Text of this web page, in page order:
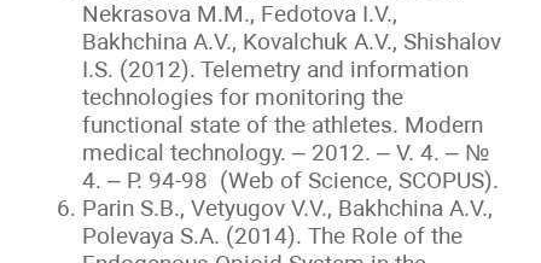
Nekrasova M.M., Fedotova I.V.,
Bakhchina A.V., Kovalchuk A.V., Shishalov
I.S. (2012). Telemetry and information
technologies for monitoring the
functional state of the athletes. Modern
medical technology. – 2012. – V. 4. – №
4. – P. 94-98 (Web of Science, SCOPUS).
Parin S.B., Vetyugov V.V., Bakhchina А.V.,
Polevaya S.А. (2014). The Role of the